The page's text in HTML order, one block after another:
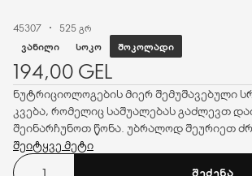
45307
525 გრ
ᲕᲐᲜᲘᲚᲘ
ᲡᲝᲙᲝ ᲨᲝᲙᲝᲚᲐᲓᲘ
194,00 GEL
ნუტრიციოლოგების მიერ შემუშავებული
კვება, რომელიც საშუალებას გაძლევთ
შეინარჩუნოთ წონა. უბრალოდ შეურიეთ
რძეს და მიიღეთ გემრიელი და სწრაფი
ან ვახშმის ვარიანტი.
შეიტყვე მეტი
ᲨᲔᲫᲔᲜᲐ